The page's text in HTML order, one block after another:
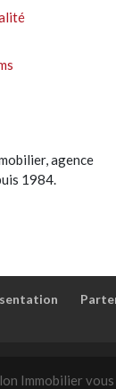
agence
1984.
Immobilier